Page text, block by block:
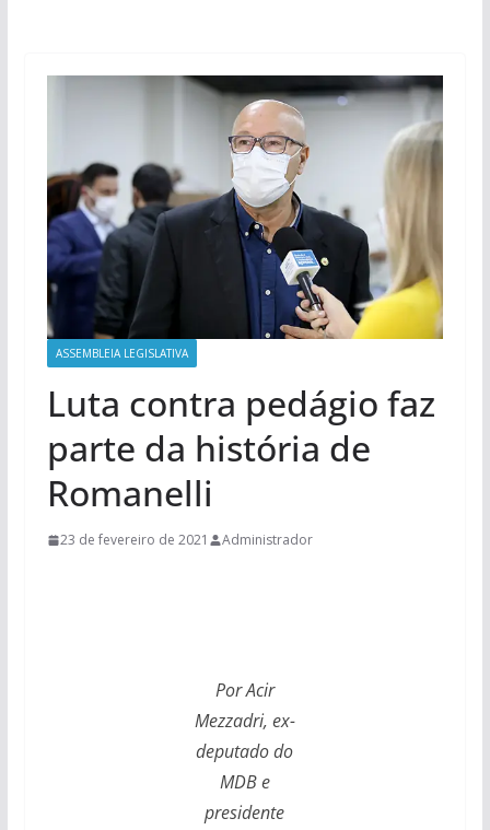
ASSEMBLEIA LEGISLATIVA
Luta contra pedágio faz
parte da história de
Romanelli
23 de fevereiro de 2021 Administrador
Por Acir
Mezzadri, ex-
deputado do
MDB e
presidente